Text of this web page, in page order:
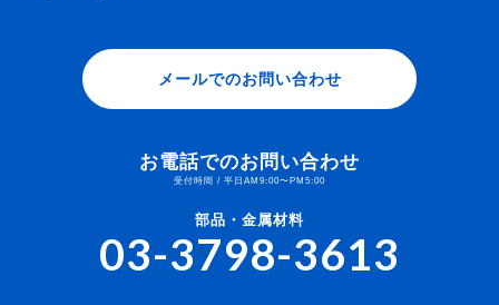
メールでのお問い合わせ
お電話でのお問い合わせ
受付時間 / 平日AM9:00〜PM5:00
部品・金属材料
03-3798-3613